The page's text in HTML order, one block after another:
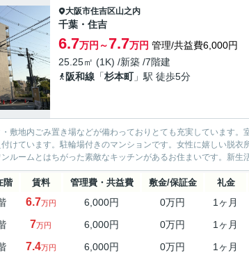
大阪市住吉区山之内
千葉・住吉
6.7万円～7.7万円 管理/共益費6,000円
25.25㎡ (1K) /新築 /7階建
阪和線 「杉本町」駅 徒歩5分
敷地内ごみ置き場などが備わっておりとても充実しています
けています。駐輪場付きのマンションです。女性に嬉しい脱
ルームとはちがった素敵なキッチンがあるお住まいです。新
階 賃料 管理費・共益費 敷金/保証金 礼金
6.7万円 6,000円 0万円
1ヶ月
7万円 6,000円 0万円
1ヶ月
7.4万円 6,000円 0万円
1ヶ月